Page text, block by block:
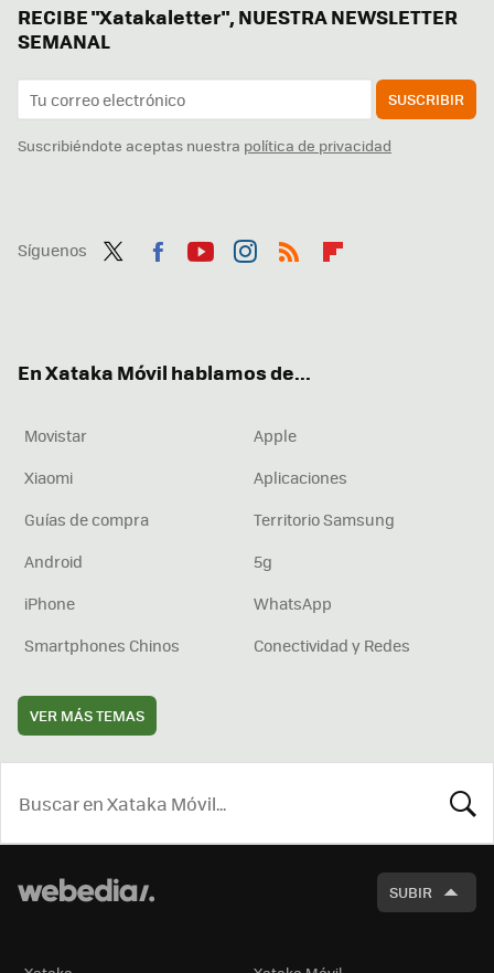
RECIBE "Xatakaletter", NUESTRA NEWSLETTER
SEMANAL
SUSCRIBIR
Suscribiéndote aceptas nuestra política de privacidad
Síguenos
En Xataka Móvil hablamos de...
Movistar
Apple
Xiaomi
Aplicaciones
Guías de compra
Territorio Samsung
Android
5g
iPhone
WhatsApp
Smartphones Chinos
Conectividad y Redes
VER MÁS TEMAS
SUBIR